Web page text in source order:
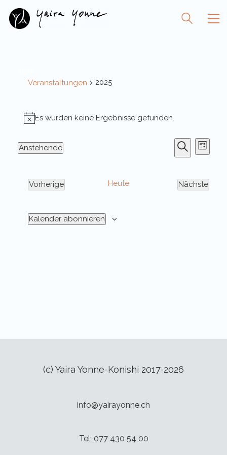
Veranstaltungen
2025
Veranstaltungen
Hinweis
Es wurden keine Ergebnisse gefunden.
Suche
Suche
Liste
Anstehende
Vorherige
Veranstaltungen
Heute
Nächste
Kalender abonnieren
(c) Yaira Yonne-Konishi 2017-2026
info@yairayonne.ch
Tel: 077 430 54 00